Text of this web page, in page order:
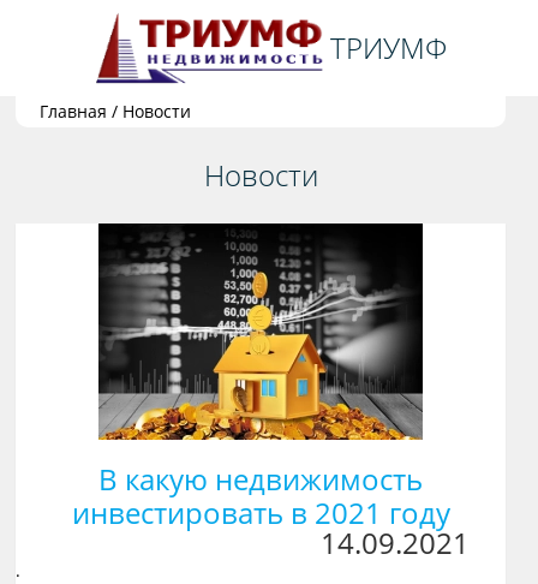
ТРИУМФ
Главная / Новости
Новости
В какую недвижимость
инвестировать в 2021 году
14.09.2021
.